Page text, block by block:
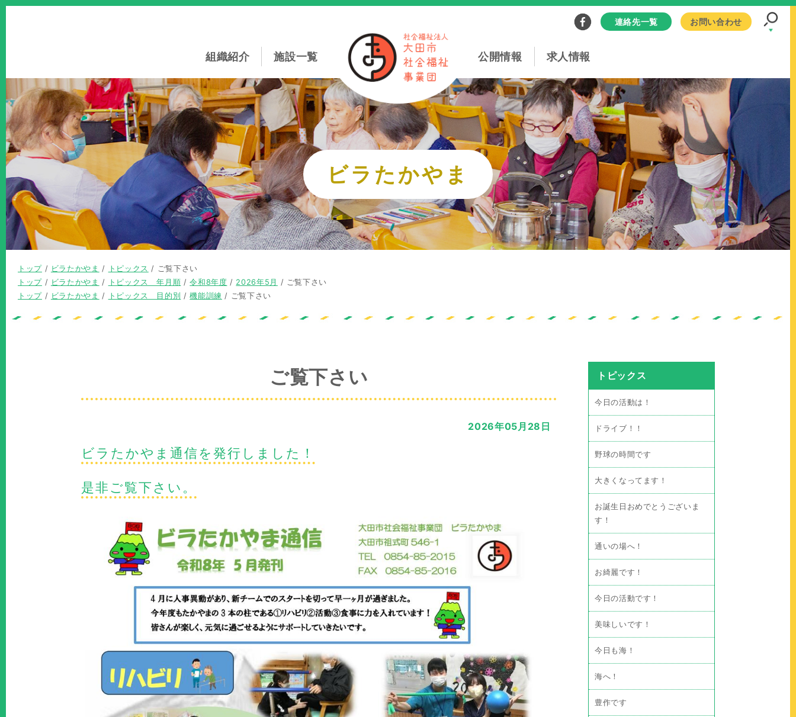
このページの本文へ
連絡先一覧 お問い合わせ
組織紹介 施設一覧 公開情報 求人情報
ビラたかやま
現
在
の
トップ/ ビラたかやま / トピックス /
ご覧下さい
現
在
トップ/ ビラたかやま / トピックス 年月順 /令和8年度 / 2026年5月 / ご覧下さい
現
トップ/ ビラたかやま / トピックス 目的別 /機能訓練 / ご覧下さい
ご覧下さい
2026年05月28日
ビラたかやま通信を発行しました！
是非ご覧下さい。
トピックス
今日の活動は！
ドライブ！！
野球の時間です
大きくなってます！
お誕生日おめでとうございま
す！
通いの場へ！
お綺麗です！
今日の活動です！
美味しいです！
今日も海！
海へ！
豊作です